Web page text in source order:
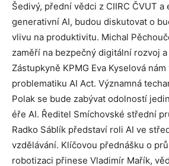
Šedivý, přední vědci z CIIRC ČVUT a
generativní AI, budou diskutovat o
vlivu na produktivitu. Michal
zaměří na bezpečný digitální rozvoj
Zástupkyně KPMG Eva Kyselová
problematiku AI Act. Významná
Polak se bude zabývat odolností
éře AI. Ředitel Smíchovské střední
Radko Sáblík představí roli AI ve
vzdělávání. Klíčovou přednášku o
robotizaci přinese Vladimír Mařík,